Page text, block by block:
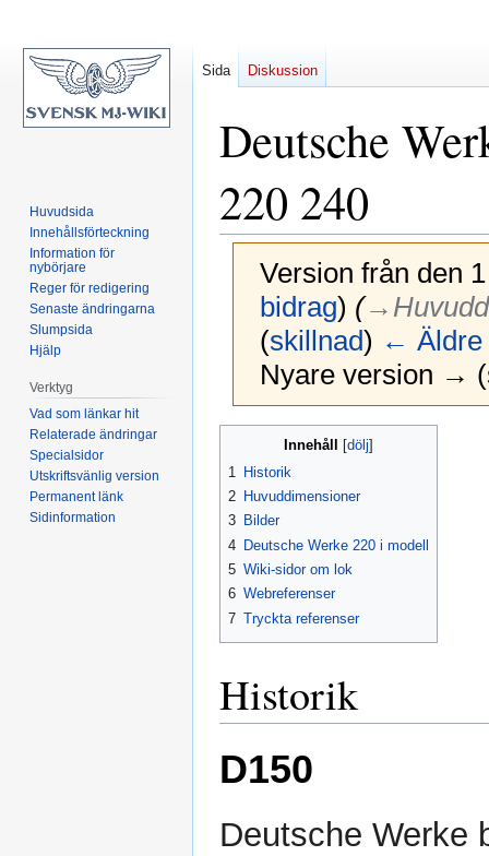
Deutsche
220 240
Version från den
bidrag) (
(skillnad) ← Äldre
Nyare version →
Innehåll
1
Historik
2 Huvuddimensioner
3 Bilder
4 Deutsche Werke 220 i modell
5 Wiki-sidor om lok
6 Webreferenser
7 Tryckta referenser
Historik
D150
Deutsche Werke
Sida Diskussion
Huvudsida
Innehållsförteckning
Information för
nybörjare
Reger för redigering
Senaste ändringarna
Slumpsida
Hjälp
Verktyg
Vad som länkar hit
Relaterade ändringar
Specialsidor
Utskriftsvänlig version
Permanent länk
Sidinformation